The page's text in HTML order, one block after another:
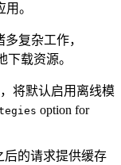
。
复杂工作，
载资源。
将默认启用离线模
option for
后的请求提供缓存